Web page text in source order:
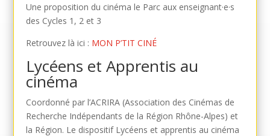
Une proposition du cinéma le Parc aux enseignant·e·s
des Cycles 1, 2 et 3
Retrouvez là ici : MON P’TIT CINÉ
Lycéens et Apprentis au
cinéma
Coordonné par l’ACRIRA (Association des Cinémas de
Recherche Indépendants de la Région Rhône-Alpes) et
la Région. Le dispositif Lycéens et apprentis au cinéma